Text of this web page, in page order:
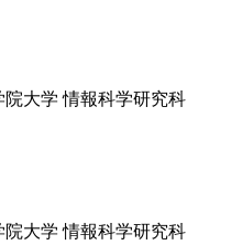
大学 情報科学研究科
大学 情報科学研究科